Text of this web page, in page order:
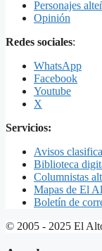
Personajes
Opinión
Redes sociales:
WhatsApp
Facebook
Youtube
X
Servicios:
Avisos
Biblioteca
Columnistas
Mapas de El
Boletín de
© 2005 - 2025 El